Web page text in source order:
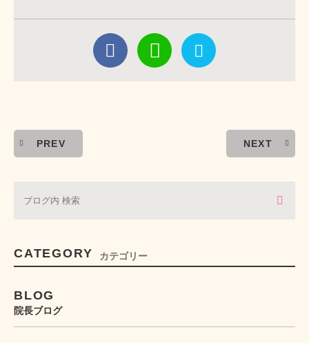
PREV NEXT
CATEGORY カテゴリー
BLOG
院長ブログ